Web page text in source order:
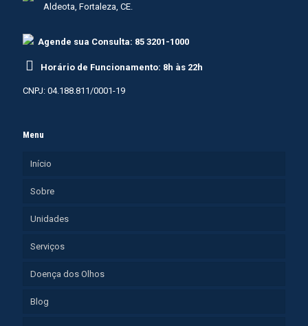
Aldeota, Fortaleza, CE.
Agende sua Consulta: 85 3201-1000
Horário de Funcionamento: 8h às 22h
CNPJ: 04.188.811/0001-19
Menu
Início
Sobre
Unidades
Serviços
Doença dos Olhos
Blog